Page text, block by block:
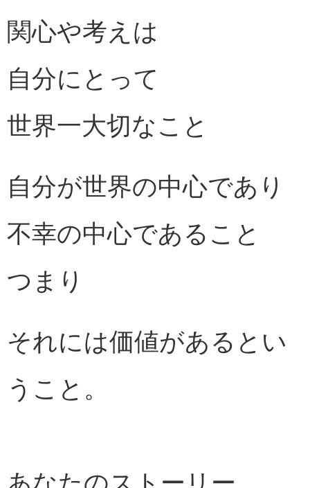
関心や考えは
自分にとって
世界一大切なこと
自分が世界の中心であり
不幸の中心であること
つまり
それには価値があるとい
うこと。